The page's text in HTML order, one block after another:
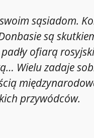
sąsiadom.
są
ofiarą
Wielu zadaje
przywódców.